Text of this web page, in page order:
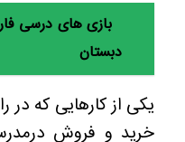
بازی های درسی
دبستان
یکی از کارهایی که در
خرید و فروش